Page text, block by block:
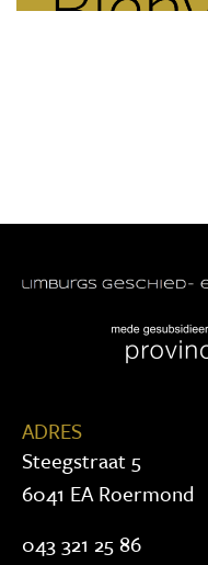
ADRES
Steegstraat 5
6041 EA Roermond
043 321 25 86